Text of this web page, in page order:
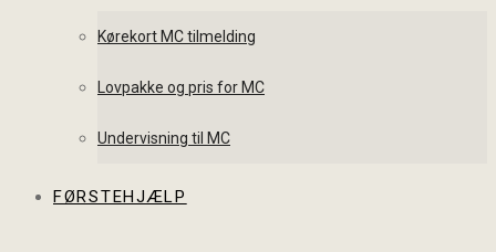
Kørekort MC tilmelding
Lovpakke og pris for MC
Undervisning til MC
FØRSTEHJÆLP